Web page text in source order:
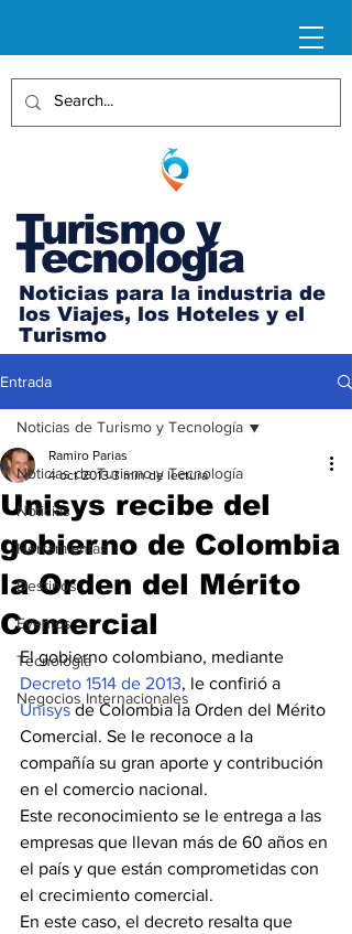
Turismo y
Tecnología
Noticias para la industria de
los Viajes, los Hoteles y el
Turismo
Entrada
Noticias de Turismo y Tecnología
Noticias
Herramientas
Destinos
Eventos
Tecnología
Negocios Internacionales
Noticias de Turismo y Tecnología
Unisys recibe del
gobierno de Colombia
la Orden del Mérito
Comercial
Ramiro Parias
4 oct 2013 3 min de lectura
El gobierno colombiano, mediante
Decreto 1514 de 2013, le confirió a
Unisys de Colombia la Orden del Mérito
Comercial. Se le reconoce a la
compañía su gran aporte y contribución
en el comercio nacional.
Este reconocimiento se le entrega a las
empresas que llevan más de 60 años en
el país y que están comprometidas con
el crecimiento comercial.
En este caso, el decreto resalta que